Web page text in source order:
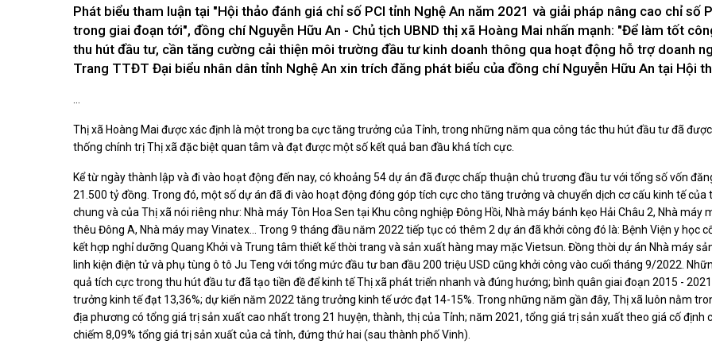
Kiến nghị của cử tri với Đoàn ĐBQH tỉnh
Kiến nghị của cử tri với HĐND tỉnh
Thông báo chuyển đơn
Văn bản tổng hợp trả lời KNCT
Chủ trương, chính sách mới
Góp ý xây dựng Chính Sách, Pháp Luật
Xây dựng nông thôn mới
NGHIÊN CỨU - TRAO ĐỔI
Nghiên cứu - trao đổi
Kiến giải Nghệ An
Miền di sản xứ Nghệ
Non nước, con người xứ Nghệ
Du lịch miền Tây Nghệ An - tiềm năng và
giải pháp phát triển
Ảnh đẹp xứ Nghệ
Nhìn ra tỉnh bạn, xã bạn
CUỘC SỐNG THƯỜNG NGÀY
Cuộc sống thường ngày
QUẢNG BÁ THƯƠNG HIỆU
Quảng bá thương hiệu
LIÊN KẾT NGOÀI
Youtube ĐBND tỉnh Nghệ An
Fanpage ĐBND tỉnh Nghệ An
Cổng thông tin điện tử tỉnh
Cổng thông tin điện tử Quốc hội
Phát biểu tham luận tại "Hội thảo đánh giá chỉ số PCI tỉnh Nghệ An năm 2021 và giải pháp nâng cao chỉ số
trong giai đoạn tới", đồng chí Nguyễn Hữu An - Chủ tịch UBND thị xã Hoàng Mai nhấn mạnh: "Để làm tốt
thu hút đầu tư, cần tăng cường cải thiện môi trường đầu tư kinh doanh thông qua hoạt động hỗ trợ doanh
Trang TTĐT Đại biểu nhân dân tỉnh Nghệ An xin trích đăng phát biểu của đồng chí Nguyễn Hữu An tại Hội
Thị xã Hoàng Mai được xác định là một trong ba cực tăng trưởng của Tỉnh, trong những năm qua công tác thu hút đầu tư đã
thống chính trị Thị xã đặc biệt quan tâm và đạt được một số kết quả ban đầu khá tích cực.
Kể từ ngày thành lập và đi vào hoạt động đến nay, có khoảng 54 dự án đã được chấp thuận chủ trương đầu tư với tổng số vốn
21.500 tỷ đồng. Trong đó, một số dự án đã đi vào hoạt động đóng góp tích cực cho tăng trưởng và chuyển dịch cơ cấu kinh tế của
chung và của Thị xã nói riêng như: Nhà máy Tôn Hoa Sen tại Khu công nghiệp Đông Hồi, Nhà máy bánh kẹo Hải Châu 2, Nhà máy
thêu Đông A, Nhà máy may Vinatex... Trong 9 tháng đầu năm 2022 tiếp tục có thêm 2 dự án đã khởi công đó là: Bệnh Viện y học
kết hợp nghỉ dưỡng Quang Khởi và Trung tâm thiết kế thời trang và sản xuất hàng may mặc Vietsun. Đồng thời dự án Nhà máy
linh kiện điện tử và phụ tùng ô tô Ju Teng với tổng mức đầu tư ban đầu 200 triệu USD cũng khởi công vào cuối tháng 9/2022.
quả tích cực trong thu hút đầu tư đã tạo tiền đề để kinh tế Thị xã phát triển nhanh và đúng hướng; bình quân giai đoạn 2015 -
trưởng kinh tế đạt 13,36%; dự kiến năm 2022 tăng trưởng kinh tế ước đạt 14-15%. Trong những năm gần đây, Thị xã luôn nằm
địa phương có tổng giá trị sản xuất cao nhất trong 21 huyện, thành, thị của Tỉnh; năm 2021, tổng giá trị sản xuất theo giá cố định
chiếm 8,09% tổng giá trị sản xuất của cả tỉnh, đứng thứ hai (sau thành phố Vinh).